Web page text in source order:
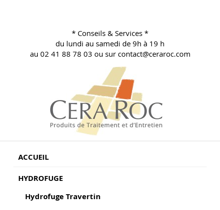
* Conseils & Services *
du lundi au samedi de 9h à 19 h
au 02 41 88 78 03 ou sur contact@ceraroc.com
ACCUEIL
HYDROFUGE
Hydrofuge Travertin